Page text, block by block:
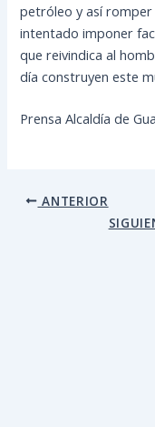
petróleo y así romper
intentado imponer
que reivindica al
día construyen este
Prensa Alcaldía de
ANTERIOR